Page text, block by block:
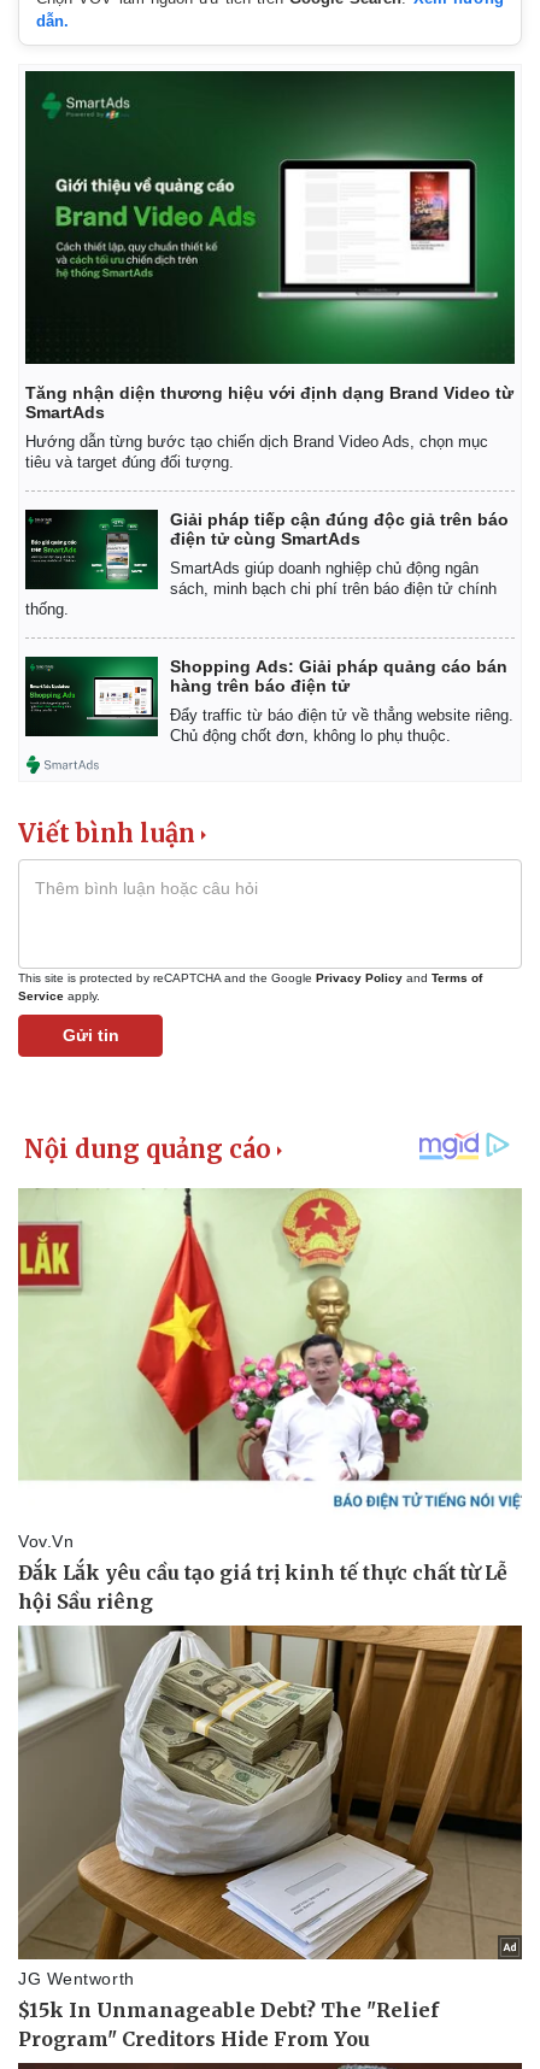
Pháp luật
Tư vấn luật
dẫn.
Tăng nhận diện thương hiệu với định dạng Brand Video từ
SmartAds
Hướng dẫn từng bước tạo chiến dịch Brand Video Ads, chọn mục
tiêu và target đúng đối tượng.
Giải pháp tiếp cận đúng độc giả trên báo
điện tử cùng SmartAds
SmartAds giúp doanh nghiệp chủ động ngân
sách, minh bạch chi phí trên báo điện tử chính
thống.
Shopping Ads: Giải pháp quảng cáo bán
hàng trên báo điện tử
Đẩy traffic từ báo điện tử về thẳng website riêng.
Chủ động chốt đơn, không lo phụ thuộc.
Viết bình luận
This site is protected by reCAPTCHA and the Google Privacy Policy and Terms of
Service apply.
Gửi tin